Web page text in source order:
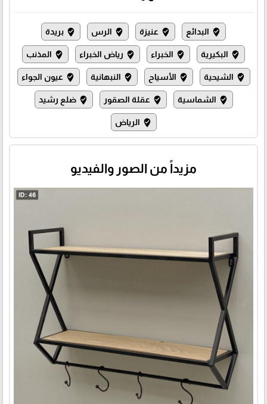
where_to_vote البدائع where_to_vote عنيزة where_to_vote الرس where_to_vote بريدة
where_to_vote البكيرية where_to_vote الخبراء where_to_vote رياض الخبراء where_to_vote المذنب
where_to_vote الشيحية where_to_vote الأسياح where_to_vote النبهانية where_to_vote عيون الجواء
where_to_vote الشماسية where_to_vote عقلة الصقور where_to_vote ضلع رشيد
where_to_vote الرياض
مزيداً من الصور والفيديو